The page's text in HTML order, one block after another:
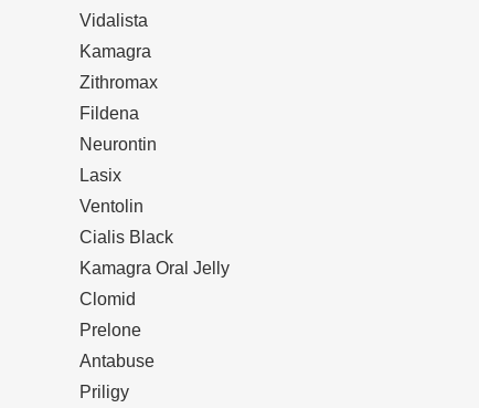
Vidalista
Kamagra
Zithromax
Fildena
Neurontin
Lasix
Ventolin
Cialis Black
Kamagra Oral Jelly
Clomid
Prelone
Antabuse
Priligy